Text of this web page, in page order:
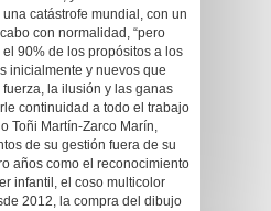
catástrofe mundial, con un
con normalidad, “pero
90% de los propósitos a los
inicialmente y nuevos que
la ilusión y las ganas
continuidad a todo el trabajo
Toñi Martín-Zarco Marín,
de su gestión fuera de su
años como el reconocimiento
infantil, el coso multicolor
2012, la compra del dibujo